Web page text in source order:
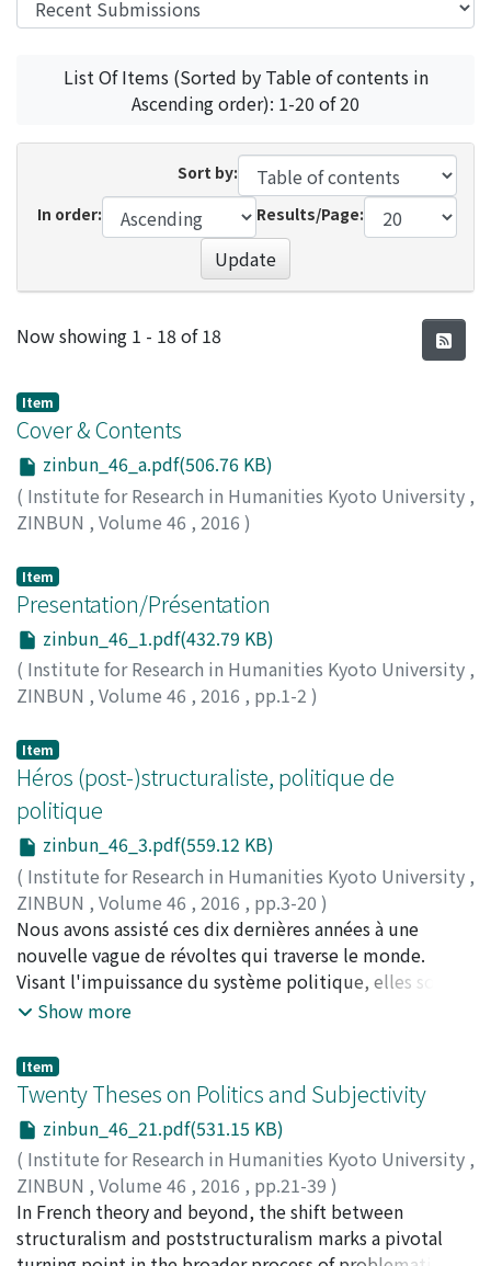
List Of Items (Sorted by Table of contents in
Ascending order): 1-20 of 20
Sort by:
In order:
Results/Page:
Update
Recent Submissions
Now showing 1 - 18 of 18
Item
Cover & Contents
zinbun_46_a.pdf(506.76 KB)
( Institute for Research in Humanities Kyoto University ,
ZINBUN , Volume 46 , 2016 )
Item
Presentation/Présentation
zinbun_46_1.pdf(432.79 KB)
( Institute for Research in Humanities Kyoto University ,
ZINBUN , Volume 46 , 2016 , pp.1-2 )
éditorial de ZINBUN
Item
Héros (post-)structuraliste, politique de
politique
zinbun_46_3.pdf(559.12 KB)
( Institute for Research in Humanities Kyoto University ,
ZINBUN , Volume 46 , 2016 , pp.3-20 )
Ichida, Yoshihiko
Nous avons assisté ces dix dernières années à une
nouvelle vague de révoltes qui traverse le monde.
Visant l'impuissance du système politique, elles sont
politiques sans aucun doute. Mais cela semble aussi
ce système dans les pensées politiques
(post-)structuralistes : l'idée qui trouve la politique
dans un rapport ambigu mais fort entre l'événement
incertain sur son existence et le sujet se définissant par
rapport à cet événement. Car il semble que les révoltes
actuelles constituent plutôt un phénomène indéniable
et que leur sujet n'a pas de nom propre. Sur ce point,
le projet de l'« anthropologie philosophique »
Show more
Item
Twenty Theses on Politics and Subjectivity
zinbun_46_21.pdf(531.15 KB)
( Institute for Research in Humanities Kyoto University ,
ZINBUN , Volume 46 , 2016 , pp.21-39 )
Bosteels, Bruno
In French theory and beyond, the shift between
structuralism and poststructuralism marks a pivotal